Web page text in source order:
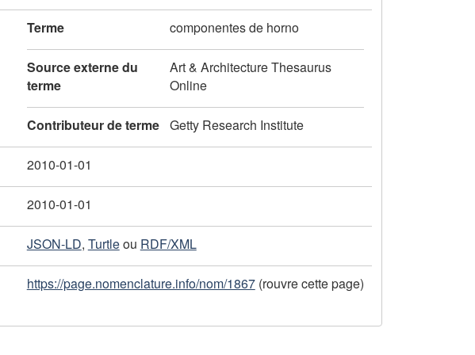
Terme componentes de horno
Source externe du
terme
Art & Architecture Thesaurus
Online
Contributeur de terme Getty Research Institute
2010-01-01
2010-01-01
JSON-LD, Turtleou RDF/XML
https://page.nomenclature.info/nom/1867(rouvre cette page)